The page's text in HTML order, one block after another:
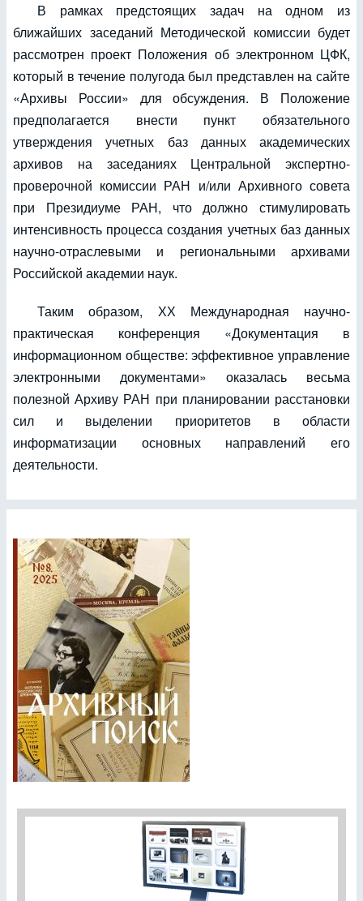
В рамках предстоящих задач на одном из
ближайших заседаний Методической комиссии будет
рассмотрен проект Положения об электронном ЦФК,
который в течение полугода был представлен на сайте
«Архивы России» для обсуждения. В Положение
предполагается внести пункт обязательного
утверждения учетных баз данных академических
архивов на заседаниях Центральной экспертно-
проверочной комиссии РАН и/или Архивного совета
при Президиуме РАН, что должно стимулировать
интенсивность процесса создания учетных баз данных
научно-отраслевыми и региональными архивами
Российской академии наук.
Таким образом, ХХ Международная научно-
практическая конференция «Документация в
информационном обществе: эффективное управление
электронными документами» оказалась весьма
полезной Архиву РАН при планировании расстановки
сил и выделении приоритетов в области
информатизации основных направлений его
деятельности.